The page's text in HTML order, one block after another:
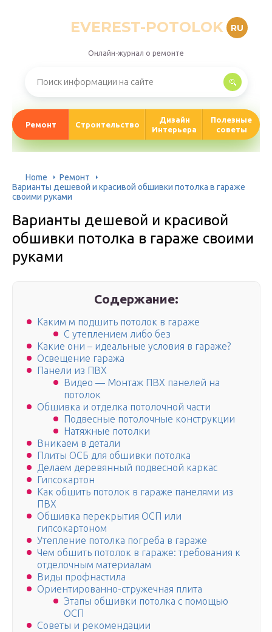
EVEREST-POTOLOK RU
Онлайн-журнал о ремонте
Ремонт Строительство
Дизайн
Интерьера
Полезные
советы
Home
Ремонт
Варианты дешевой и красивой обшивки потолка в гараже
своими руками
Варианты дешевой и красивой
обшивки потолка в гараже своими
руками
Содержание:
Каким м подшить потолок в гараже
С утеплением либо без
Какие они – идеальные условия в гараже?
Освещение гаража
Панели из ПВХ
Видео — Монтаж ПВХ панелей на
потолок
Обшивка и отделка потолочной части
Подвесные потолочные конструкции
Натяжные потолки
Вникаем в детали
Плиты ОСБ для обшивки потолка
Делаем деревянный подвесной каркас
Гипсокартон
Как обшить потолок в гараже панелями из
ПВХ
Обшивка перекрытия ОСП или
гипсокартоном
Утепление потолка погреба в гараже
Чем обшить потолок в гараже: требования к
отделочным материалам
Виды профнастила
Ориентированно-стружечная плита
Этапы обшивки потолка с помощью
ОСП
Советы и рекомендации